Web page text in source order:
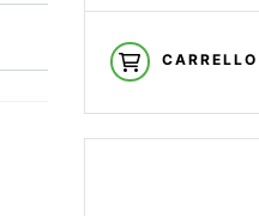
CARRELLO